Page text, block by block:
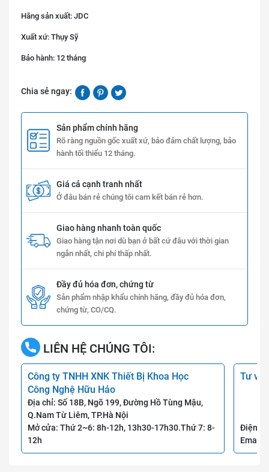
Hãng sản xuất: JDC
Xuất xứ: Thụy Sỹ
Bảo hành: 12 tháng
Chia sẻ ngay:
Sản phẩm chính hãng
Rõ ràng nguồn gốc xuất xứ, bảo đảm chất lượng, bảo
hành tối thiểu 12 tháng.
Giá cả cạnh tranh nhất
Ở đâu bán rẻ chúng tôi cam kết bán rẻ hơn.
Giao hàng nhanh toàn quốc
Giao hàng tận nơi dù bạn ở bất cứ đâu với thời gian
ngắn nhất, chi phí thấp nhất.
Đầy đủ hóa đơn, chứng từ
Sản phẩm nhập khẩu chính hãng, đầy đủ hóa đơn,
chứng từ, CO/CQ.
LIÊN HỆ CHÚNG TÔI:
Công ty TNHH XNK Thiết Bị Khoa Học
Công Nghệ Hữu Hảo
Địa chỉ: Số 18B, Ngõ 199, Đường Hồ Tùng Mậu,
Q.Nam Từ Liêm, TP.Hà Nội
Mở cửa: Thứ 2~6: 8h-12h, 13h30-17h30.Thứ 7: 8-
12h
Tư
Điện
Email: